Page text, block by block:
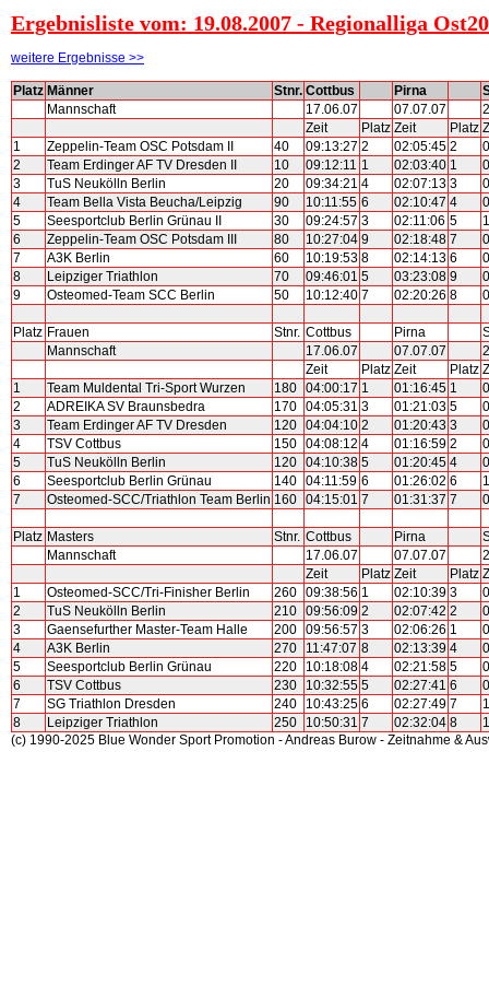
Ergebnisliste vom: 19.08.2007 - Regionalliga
weitere Ergebnisse >>
Platz Männer Stnr. Cottbus Pirna
Mannschaft
17.06.07 07.07.07
Zeit
Platz Zeit Platz
1
Zeppelin-Team OSC Potsdam II 40 09:13:27 2 02:05:45 2
2
Team Erdinger AF TV Dresden II 10 09:12:11 1 02:03:40 1
3
TuS Neukölln Berlin 20 09:34:21 4 02:07:13 3
4
Team Bella Vista Beucha/Leipzig 90 10:11:55 6 02:10:47 4
5
Seesportclub Berlin Grünau II 30 09:24:57 3 02:11:06 5
6
Zeppelin-Team OSC Potsdam III 80 10:27:04 9 02:18:48 7
7
A3K Berlin 60 10:19:53 8 02:14:13 6
8
Leipziger Triathlon 70 09:46:01 5 03:23:08 9
9
Osteomed-Team SCC Berlin 50 10:12:40 7 02:20:26 8
Platz Frauen Stnr. Cottbus Pirna
Mannschaft
17.06.07 07.07.07
Zeit
Platz Zeit Platz
1
Team Muldental Tri-Sport Wurzen 180 04:00:17 1 01:16:45 1
2
ADREIKA SV Braunsbedra 170 04:05:31 3 01:21:03 5
3
Team Erdinger AF TV Dresden 120 04:04:10 2 01:20:43 3
4
TSV Cottbus 150 04:08:12 4 01:16:59 2
5
TuS Neukölln Berlin 120 04:10:38 5 01:20:45 4
6
Seesportclub Berlin Grünau 140 04:11:59 6 01:26:02 6
7
Osteomed-SCC/Triathlon Team Berlin 160 04:15:01 7 01:31:37 7
Platz Masters Stnr. Cottbus Pirna
Mannschaft
17.06.07 07.07.07
Zeit
Platz Zeit Platz
1
Osteomed-SCC/Tri-Finisher Berlin 260 09:38:56 1 02:10:39 3
2
TuS Neukölln Berlin 210 09:56:09 2 02:07:42 2
3
Gaensefurther Master-Team Halle 200 09:56:57 3 02:06:26 1
4
A3K Berlin 270 11:47:07 8 02:13:39 4
5
Seesportclub Berlin Grünau 220 10:18:08 4 02:21:58 5
6
TSV Cottbus 230 10:32:55 5 02:27:41 6
7
SG Triathlon Dresden 240 10:43:25 6 02:27:49 7
8
Leipziger Triathlon 250 10:50:31 7 02:32:04 8
(c) 1990-2025 Blue Wonder Sport Promotion - Andreas Burow - Zeitnahme &